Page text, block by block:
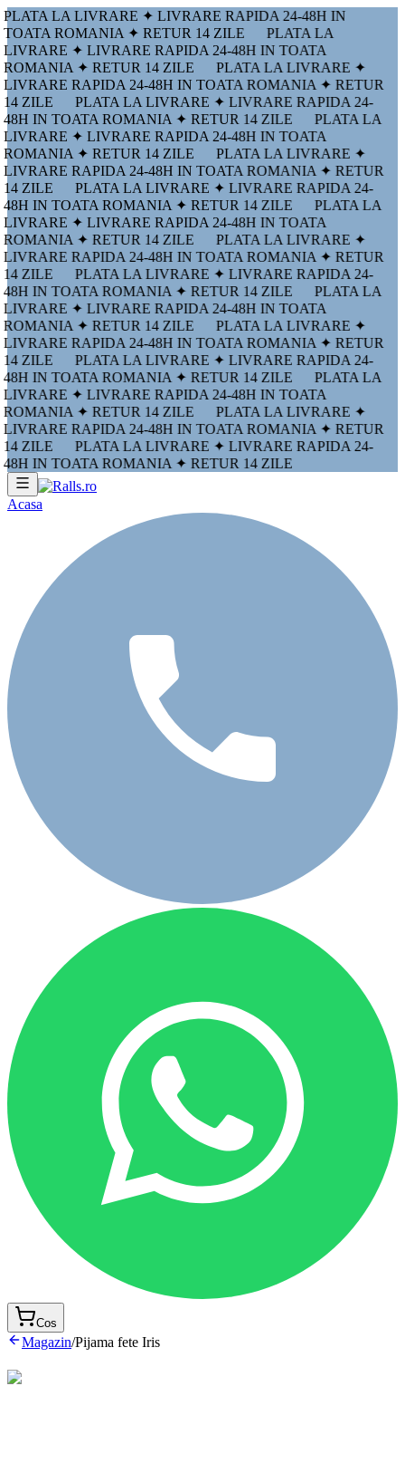
PLATA LA LIVRARE ✦ LIVRARE RAPIDA 24-48H IN
TOATA ROMANIA ✦ RETUR 14 ZILE
PLATA LA
LIVRARE ✦ LIVRARE RAPIDA 24-48H IN TOATA
ROMANIA ✦ RETUR 14 ZILE
PLATA LA LIVRARE ✦
LIVRARE RAPIDA 24-48H IN TOATA ROMANIA ✦ RETUR
14 ZILE
PLATA LA LIVRARE ✦ LIVRARE RAPIDA 24-
48H IN TOATA ROMANIA ✦ RETUR 14 ZILE
PLATA LA
LIVRARE ✦ LIVRARE RAPIDA 24-48H IN TOATA
ROMANIA ✦ RETUR 14 ZILE
PLATA LA LIVRARE ✦
LIVRARE RAPIDA 24-48H IN TOATA ROMANIA ✦ RETUR
14 ZILE
PLATA LA LIVRARE ✦ LIVRARE RAPIDA 24-
48H IN TOATA ROMANIA ✦ RETUR 14 ZILE
PLATA LA
LIVRARE ✦ LIVRARE RAPIDA 24-48H IN TOATA
ROMANIA ✦ RETUR 14 ZILE
PLATA LA LIVRARE ✦
LIVRARE RAPIDA 24-48H IN TOATA ROMANIA ✦ RETUR
14 ZILE
PLATA LA LIVRARE ✦ LIVRARE RAPIDA 24-
48H IN TOATA ROMANIA ✦ RETUR 14 ZILE
PLATA LA
LIVRARE ✦ LIVRARE RAPIDA 24-48H IN TOATA
ROMANIA ✦ RETUR 14 ZILE
PLATA LA LIVRARE ✦
LIVRARE RAPIDA 24-48H IN TOATA ROMANIA ✦ RETUR
14 ZILE
PLATA LA LIVRARE ✦ LIVRARE RAPIDA 24-
48H IN TOATA ROMANIA ✦ RETUR 14 ZILE
PLATA LA
LIVRARE ✦ LIVRARE RAPIDA 24-48H IN TOATA
ROMANIA ✦ RETUR 14 ZILE
PLATA LA LIVRARE ✦
LIVRARE RAPIDA 24-48H IN TOATA ROMANIA ✦ RETUR
14 ZILE
PLATA LA LIVRARE ✦ LIVRARE RAPIDA 24-
48H IN TOATA ROMANIA ✦ RETUR 14 ZILE
Acasa
Cos
Magazin/Pijama fete Iris